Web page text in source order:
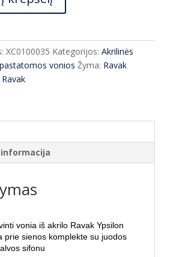
XC0100035 Kategorijos: Akrilinės
vonios Žyma: Ravak
Ravak
vonia iš akrilo Ravak Ypsilon
prie sienos komplekte su juodos
sifonu